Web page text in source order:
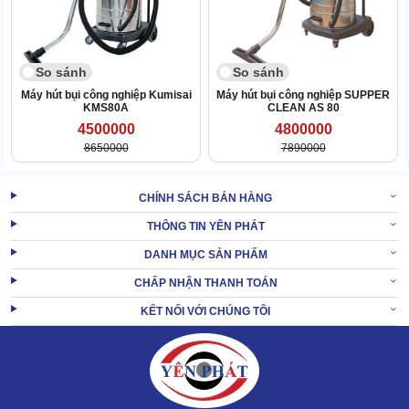
Khi nhận máy, hãy mở hộp và kiểm tra các bộ phận đi kèm. Bao
gồm thân máy, ống mềm, ống inox, bàn hút nước, đầu hút khe,
đầu chổi tròn, bánh xe và các phụ kiện khác.
Bước 2: Bắt đầu lắp đặt:
Lắp 4 bánh xe vào phần đế của máy. Sau đó nối ống mềm vào lỗ
Tiếp theo, kết nối ống inox vào đầu còn lại của ống mềm để tăng
khả năng làm sạch ở các vị trí xa.
So sánh
Máy hút bụi công nghiệp Kumisai
KMS80A
4500000
8650000
So sánh
Máy hút bụi công nghiệp SUPPER
CLEAN AS 80
4800000
7890000
CHÍNH SÁCH BÁN HÀNG
THÔNG TIN YÊN PHÁT
DANH MỤC SẢN PHẨM
CHẤP NHẬN THANH TOÁN
KẾT NỐI VỚI CHÚNG TÔI